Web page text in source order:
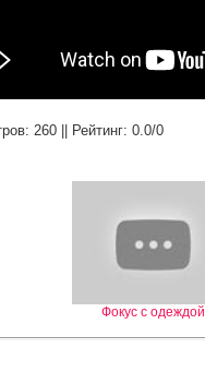
: 260 || Рейтинг:0.0/0
Фокус с одеждой